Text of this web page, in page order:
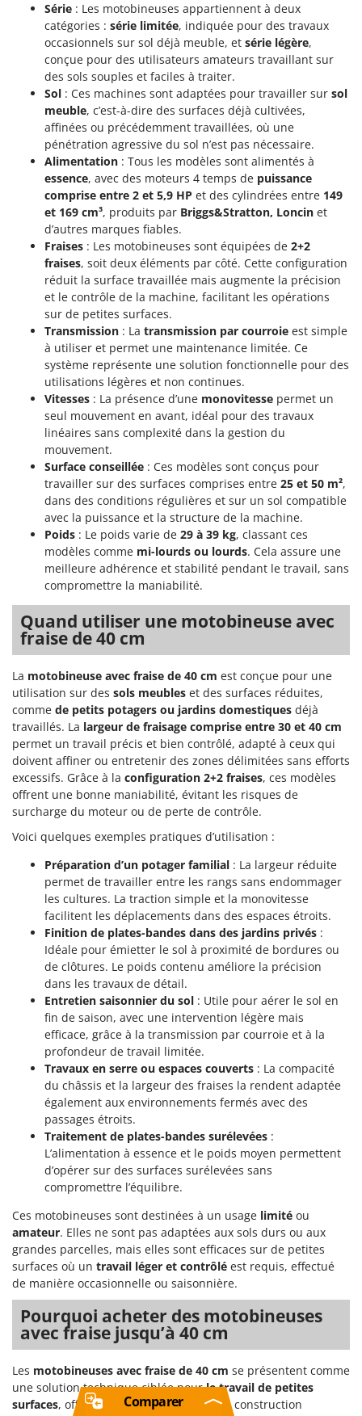
Série : Les motobineuses appartiennent à deux
catégories : série limitée, indiquée pour des travaux
occasionnels sur sol déjà meuble, et série légère,
conçue pour des utilisateurs amateurs travaillant sur
des sols souples et faciles à traiter.
Sol : Ces machines sont adaptées pour travailler sur sol
meuble, c’est-à-dire des surfaces déjà cultivées,
affinées ou précédemment travaillées, où une
pénétration agressive du sol n’est pas nécessaire.
Alimentation : Tous les modèles sont alimentés à
essence, avec des moteurs 4 temps de puissance
comprise entre 2 et 5,9 HP et des cylindrées entre 149
et 169 cm³, produits par Briggs&Stratton, Loncin et
d’autres marques fiables.
Fraises : Les motobineuses sont équipées de 2+2
fraises, soit deux éléments par côté. Cette configuration
réduit la surface travaillée mais augmente la précision
et le contrôle de la machine, facilitant les opérations
sur de petites surfaces.
Transmission : La transmission par courroie est simple
à utiliser et permet une maintenance limitée. Ce
système représente une solution fonctionnelle pour des
utilisations légères et non continues.
Vitesses : La présence d’une monovitesse permet un
seul mouvement en avant, idéal pour des travaux
linéaires sans complexité dans la gestion du
mouvement.
Surface conseillée : Ces modèles sont conçus pour
travailler sur des surfaces comprises entre 25 et 50 m²,
dans des conditions régulières et sur un sol compatible
avec la puissance et la structure de la machine.
Poids : Le poids varie de 29 à 39 kg, classant ces
modèles comme mi-lourds ou lourds. Cela assure une
meilleure adhérence et stabilité pendant le travail, sans
compromettre la maniabilité.
Quand utiliser une motobineuse avec
fraise de 40 cm
La motobineuse avec fraise de 40 cm est conçue pour une
utilisation sur des sols meubles et des surfaces réduites,
comme de petits potagers ou jardins domestiques déjà
travaillés. La largeur de fraisage comprise entre 30 et 40 cm
permet un travail précis et bien contrôlé, adapté à ceux qui
doivent affiner ou entretenir des zones délimitées sans efforts
excessifs. Grâce à la configuration 2+2 fraises, ces modèles
offrent une bonne maniabilité, évitant les risques de
surcharge du moteur ou de perte de contrôle.
Voici quelques exemples pratiques d’utilisation :
Préparation d’un potager familial : La largeur réduite
permet de travailler entre les rangs sans endommager
les cultures. La traction simple et la monovitesse
facilitent les déplacements dans des espaces étroits.
Finition de plates-bandes dans des jardins privés :
Idéale pour émietter le sol à proximité de bordures ou
de clôtures. Le poids contenu améliore la précision
dans les travaux de détail.
Entretien saisonnier du sol : Utile pour aérer le sol en
fin de saison, avec une intervention légère mais
efficace, grâce à la transmission par courroie et à la
profondeur de travail limitée.
Travaux en serre ou espaces couverts : La compacité
du châssis et la largeur des fraises la rendent adaptée
également aux environnements fermés avec des
passages étroits.
Traitement de plates-bandes surélevées :
L’alimentation à essence et le poids moyen permettent
d’opérer sur des surfaces surélevées sans
compromettre l’équilibre.
Ces motobineuses sont destinées à un usage limité ou
amateur. Elles ne sont pas adaptées aux sols durs ou aux
grandes parcelles, mais elles sont efficaces sur de petites
surfaces où un travail léger et contrôlé est requis, effectué
de manière occasionnelle ou saisonnière.
Pourquoi acheter des motobineuses
avec fraise jusqu’à 40 cm
Les motobineuses avec fraise de 40 cm se présentent comme
une solution technique ciblée pourle travail de petites
surfaces, offrant des caractéristiques de construction
Comparer